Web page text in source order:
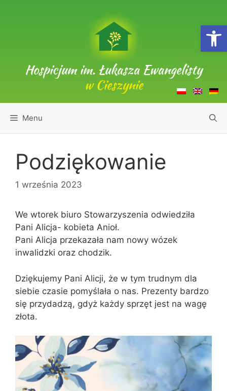
Hospicjum im. Łukasza Ewangelisty
w Cieszynie
Menu
Podziękowanie
1 września 2023
We wtorek biuro Stowarzyszenia odwiedziła
Pani Alicja- kobieta Anioł.
Pani Alicja przekazała nam nowy wózek
inwalidzki oraz chodzik.
Dziękujemy Pani Alicji, że w tym trudnym dla
siebie czasie pomyślała o nas. Prezenty bardzo
się przydadzą, gdyż każdy sprzęt jest na wagę
złota.